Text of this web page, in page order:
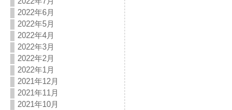
2022年6月
2022年5月
2022年4月
2022年3月
2022年2月
2022年1月
2021年12月
2021年11月
2021年10月